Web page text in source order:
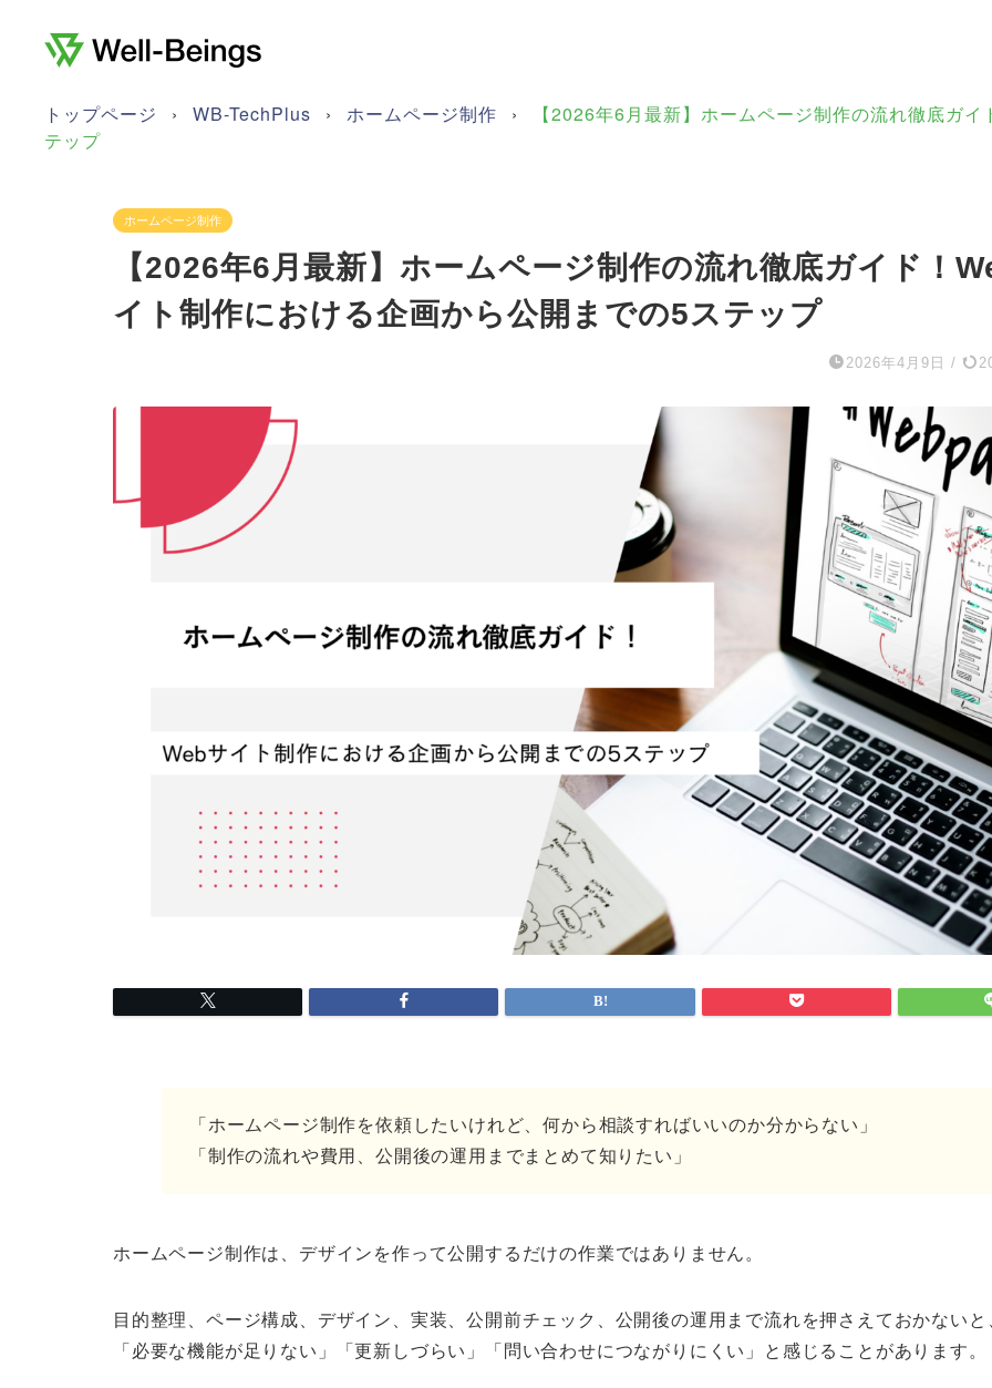
トップページ › WB-TechPlus › ホームページ制作 ›
【2026年6月最新】ホームページ制作の流れ徹底ガ
テップ
ホームページ制作
【2026年6月最新】ホームページ制作の流れ徹底ガイド！
イト制作における企画から公開までの5ステップ
2026年4月9日 /
「ホームページ制作を依頼したいけれど、何から相談すればいいのか分からない」
「制作の流れや費用、公開後の運用までまとめて知りたい」
ホームページ制作は、デザインを作って公開するだけの作業ではありません。
目的整理、ページ構成、デザイン、実装、公開前チェック、公開後の運用まで流れを押さえておかない
「必要な機能が足りない」「更新しづらい」「問い合わせにつながりにくい」と感じることがあります。